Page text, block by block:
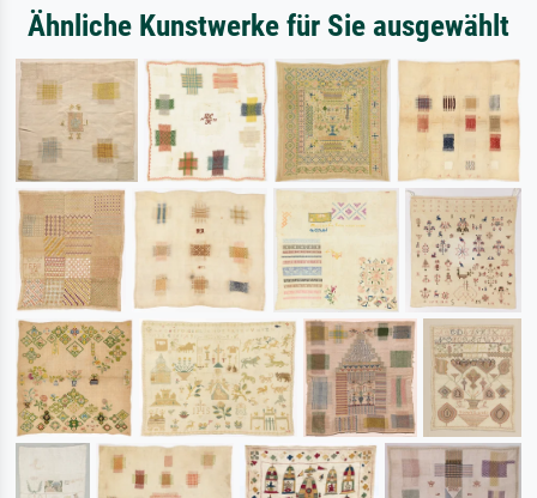
Ähnliche Kunstwerke für Sie ausgewählt